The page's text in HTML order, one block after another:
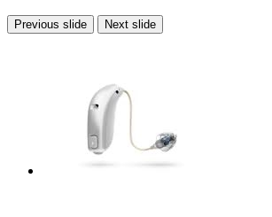
Previous slide Next slide